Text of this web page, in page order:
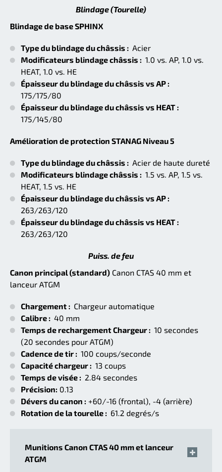
Blindage (Tourelle)
Blindage de base SPHINX
Type du blindage du châssis : Acier
Modificateurs blindage châssis : 1.0 vs. AP, 1.0 vs.
HEAT, 1.0 vs. HE
Épaisseur du blindage du châssis vs AP :
175/175/80
Épaisseur du blindage du châssis vs HEAT :
175/145/80
Amélioration de protection STANAG Niveau 5
Type du blindage du châssis : Acier de haute dureté
Modificateurs blindage châssis : 1.5 vs. AP, 1.5 vs.
HEAT, 1.5 vs. HE
Épaisseur du blindage du châssis vs AP :
263/263/120
Épaisseur du blindage du châssis vs HEAT :
263/263/120
Puiss. de feu
Canon principal (standard) Canon CTAS 40 mm et
lanceur ATGM
Chargement : Chargeur automatique
Calibre : 40 mm
Temps de rechargement Chargeur : 10 secondes
(20 secondes pour ATGM)
Cadence de tir : 100 coups/seconde
Capacité chargeur : 13 coups
Temps de visée : 2.84 secondes
Précision: 0.13
Dévers du canon : +60/-16 (frontal), -4 (arrière)
Rotation de la tourelle : 61.2 degrés/s
Munitions Canon CTAS 40 mm et lanceur
ATGM